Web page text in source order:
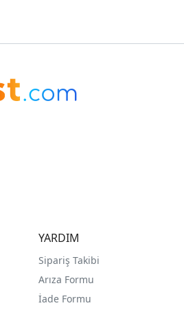
YARDIM
Sipariş Takibi
Arıza Formu
İade Formu